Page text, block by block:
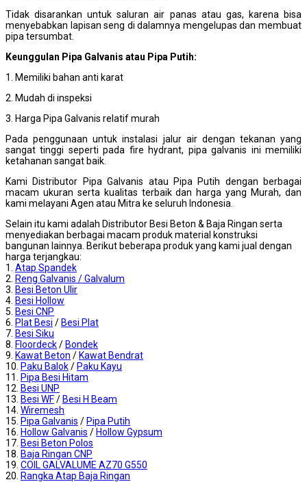
Tidak disarankan untuk saluran air panas atau gas, karena bisa
menyebabkan lapisan seng di dalamnya mengelupas dan membuat
pipa tersumbat.
Keunggulan Pipa Galvanis atau Pipa Putih:
1. Memiliki bahan anti karat
2. Mudah di inspeksi
3. Harga Pipa Galvanis relatif murah
Pada penggunaan untuk instalasi jalur air dengan tekanan yang
sangat tinggi seperti pada fire hydrant, pipa galvanis ini memiliki
ketahanan sangat baik.
Kami Distributor Pipa Galvanis atau Pipa Putih dengan berbagai
macam ukuran serta kualitas terbaik dan harga yang Murah, dan
kami melayani Agen atau Mitra ke seluruh Indonesia.
Selain itu kami adalah Distributor Besi Beton & Baja Ringan serta
menyediakan berbagai macam produk material konstruksi
bangunan lainnya. Berikut beberapa produk yang kami jual dengan
harga terjangkau:
1. Atap Spandek
2. Reng Galvanis / Galvalum
3. Besi Beton Ulir
4. Besi Hollow
5. Besi CNP
6. Plat Besi / Besi Plat
7. Besi Siku
8. Floordeck/ Bondek
9. Kawat Beton / Kawat Bendrat
10. Paku Balok/ Paku Kayu
11.
Pipa Besi Hitam
12. Besi UNP
13. Besi WF/ Besi H Beam
14. Wiremesh
15. Pipa Galvanis / Pipa Putih
16. Hollow Galvanis / Hollow Gypsum
17. Besi Beton Polos
18. Baja Ringan CNP
19. COIL GALVALUME AZ70 G550
20. Rangka Atap Baja Ringan